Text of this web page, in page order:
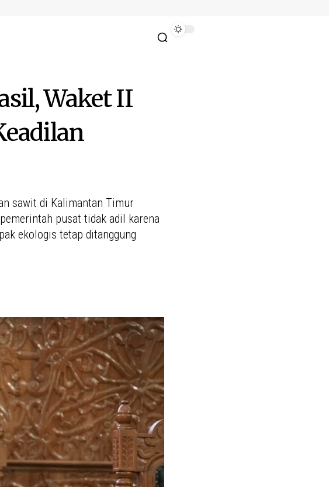
Waket II
sawit di Kalimantan Timur
pusat tidak adil karena
ekologis tetap ditanggung